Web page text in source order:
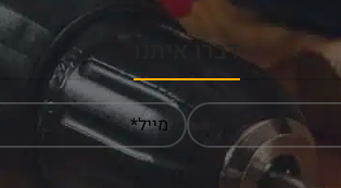
דברו איתנו